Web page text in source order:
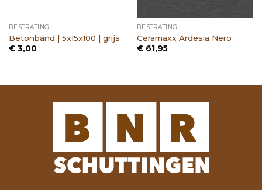
BESTRATING
Betonband | 5x15x100 | grijs
€3,00
BESTRATING
Ceramaxx Ardesia Nero
€61,95